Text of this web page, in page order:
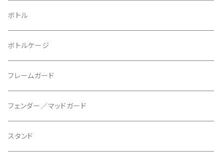
BURGTEC/バーグテック
BUSCH＋MULLER/ブッシュ＆ミュラー
CAMELBAK/キャメルバッグ
CERAMIC SPEED/セラミックスピード
CHRIS KING/クリスキング
ブレーキローター
ブレーキパッド
ディレーラーハンガー
トップキャップ
ベル
ボトムブラケット
リアディレーラー
フラットペダル
クリート
700c
29" / 27.5"
〜26"
タイヤインサート
リムテープ
ボトル
ボトルケージ
フレームガード
フェンダー／マッドガード
スタンド